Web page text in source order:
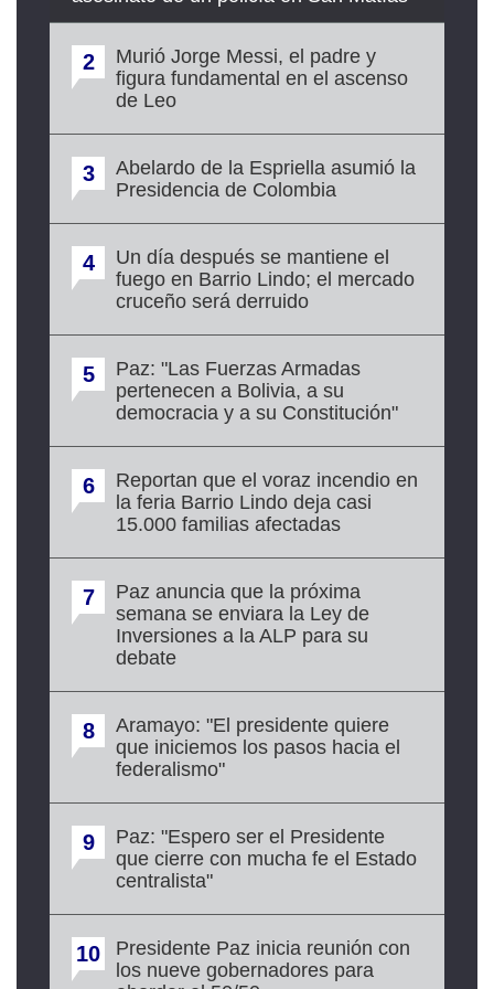
2
Murió Jorge Messi, el padre y
figura fundamental en el ascenso
de Leo
3
Abelardo de la Espriella asumió la
Presidencia de Colombia
4
Un día después se mantiene el
fuego en Barrio Lindo; el mercado
cruceño será derruido
5
Paz: "Las Fuerzas Armadas
pertenecen a Bolivia, a su
democracia y a su Constitución"
6
Reportan que el voraz incendio en
la feria Barrio Lindo deja casi
15.000 familias afectadas
7
Paz anuncia que la próxima
semana se enviara la Ley de
Inversiones a la ALP para su
debate
8
Aramayo: "El presidente quiere
que iniciemos los pasos hacia el
federalismo"
9
Paz: "Espero ser el Presidente
que cierre con mucha fe el Estado
centralista"
10
Presidente Paz inicia reunión con
los nueve gobernadores para